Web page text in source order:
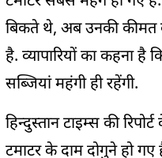
बिकते थे, अब उनकी
है. व्यापारियों का कहना
सब्जियां महंगी ही रहेंगी.
हिन्दुस्तान टाइम्स की
टमाटर के दाम दोगुने हो